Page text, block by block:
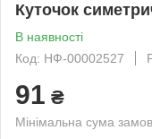
Куточок
В наявності
Код: НФ-00002527
91 ₴
Мінімальна сума